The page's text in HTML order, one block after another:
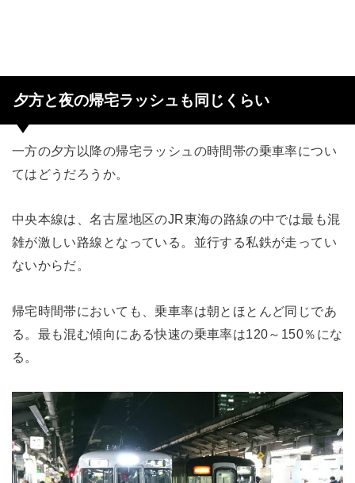
夕方と夜の帰宅ラッシュも同じくらい
一方の夕方以降の帰宅ラッシュの時間帯の乗車率につい
てはどうだろうか。
中央本線は、名古屋地区のJR東海の路線の中では最も混
雑が激しい路線となっている。並行する私鉄が走ってい
ないからだ。
帰宅時間帯においても、乗車率は朝とほとんど同じであ
る。最も混む傾向にある快速の乗車率は120～150％にな
る。